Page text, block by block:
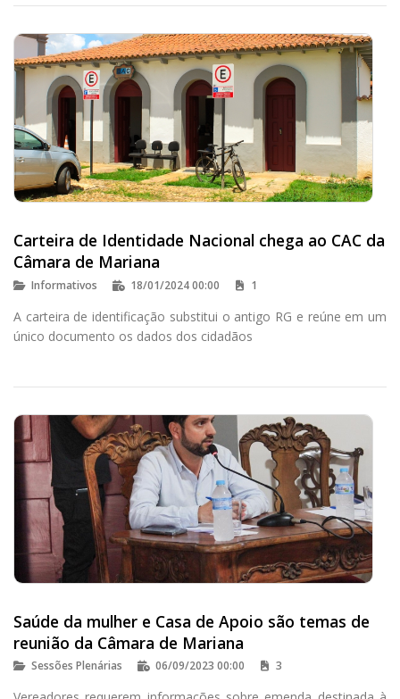
Carteira de Identidade Nacional chega ao CAC da
Câmara de Mariana
Informativos 18/01/2024 00:00 1
A carteira de identificação substitui o antigo RG e reúne em um
único documento os dados dos cidadãos
Saúde da mulher e Casa de Apoio são temas de
reunião da Câmara de Mariana
Sessões Plenárias 06/09/2023 00:00 3